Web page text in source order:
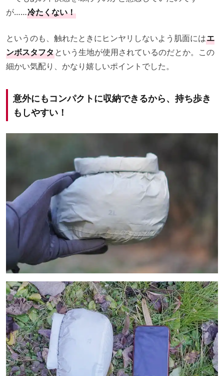
が……冷たくない！
というのも、触れたときにヒンヤリしないよう肌面にはエ
ンボスタフタという生地が使用されているのだとか。この
細かい気配り、かなり嬉しいポイントでした。
意外にもコンパクトに収納できるから、持ち歩き
もしやすい！